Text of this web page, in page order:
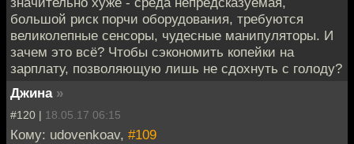
большой риск порчи оборудования, требуются
великолепные сенсоры, чудесные манипуляторы. И
зачем это всё? Чтобы сэкономить копейки на
зарплату, позволяющую лишь не сдохнуть с голоду?
Джина »
#120 | 18.05.17 06:15
Кому: udovenkoav, #109